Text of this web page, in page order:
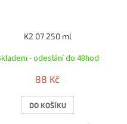
K2 07 250 ml
- odeslání do 48hod
88 Kč
DO KOŠÍKU